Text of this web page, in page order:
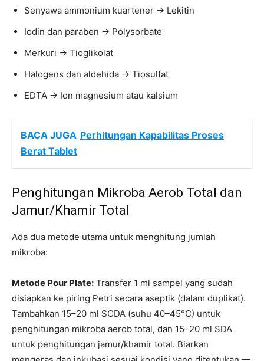
Senyawa ammonium kuartener → Lekitin
Iodin dan paraben → Polysorbate
Merkuri → Tioglikolat
Halogens dan aldehida → Tiosulfat
EDTA → Ion magnesium atau kalsium
BACA JUGA Perhitungan Kapabilitas Proses
Berat Tablet
Penghitungan Mikroba Aerob Total dan
Jamur/Khamir Total
Ada dua metode utama untuk menghitung jumlah
mikroba:
Metode Pour Plate: Transfer 1 ml sampel yang sudah
disiapkan ke piring Petri secara aseptik (dalam duplikat).
Tambahkan 15–20 ml SCDA (suhu 40–45°C) untuk
penghitungan mikroba aerob total, dan 15–20 ml SDA
untuk penghitungan jamur/khamir total. Biarkan